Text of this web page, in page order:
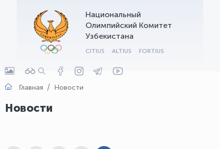
Национальный
Олимпийский Комитет
Узбекистана
CITIUS ALTIUS FORTIUS
Главная Новости
Новости
OLYMPCHIK AI - yordamchi
Онлайн · olympic.uz